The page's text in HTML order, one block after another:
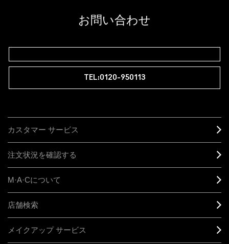
登録後の初回購入時に10%OFF
お問い合わせ
TEL:0120-950113
カスタマー サービス
注文状況を確認する
M·A·Cについて
店舗検索
メイクアップ サービス